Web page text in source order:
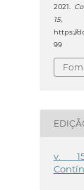
2021.
15,
https://
99
v.